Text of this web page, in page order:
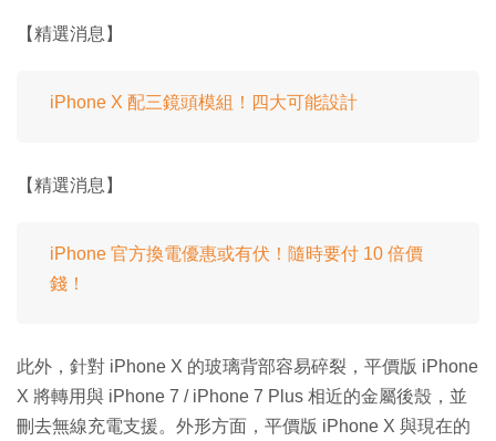
【精選消息】
iPhone X 配三鏡頭模組！四大可能設計
【精選消息】
iPhone 官方換電優惠或有伏！隨時要付 10 倍價
錢！
此外，針對 iPhone X 的玻璃背部容易碎裂，平價版 iPhone
X 將轉用與 iPhone 7 / iPhone 7 Plus 相近的金屬後殼，並
刪去無線充電支援。外形方面，平價版 iPhone X 與現在的